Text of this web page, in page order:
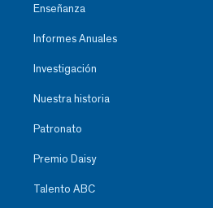
Enseñanza
Informes Anuales
Investigación
Nuestra historia
Patronato
Premio Daisy
Talento ABC